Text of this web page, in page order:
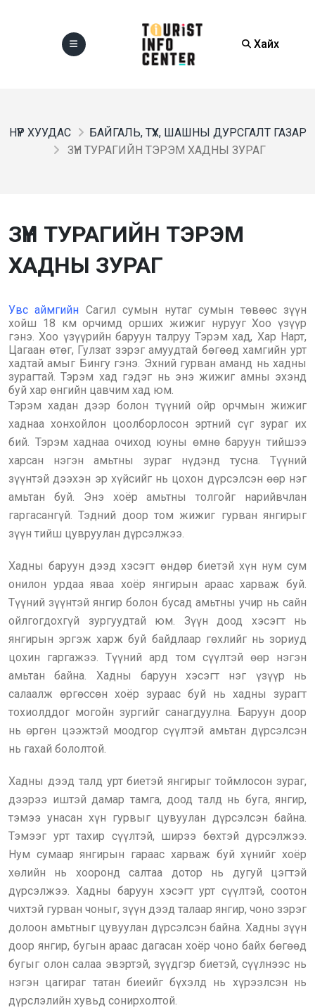
Хайх
НҮҮР ХУУДАС
БАЙГАЛЬ, ТҮҮХ, ШАШНЫ ДУРСГАЛТ ГАЗАР
ЗҮҮН ТУРАГИЙН ТЭРЭМ ХАДНЫ ЗУРАГ
ЗҮҮН ТУРАГИЙН ТЭРЭМ
ХАДНЫ ЗУРАГ
Увс аймгийн Сагил сумын нутаг сумын төвөөс зүүн
хойш 18 км орчимд орших жижиг нурууг Хоо үзүүр
гэнэ. Хоо үзүүрийн баруун талруу Тэрэм хад, Хар Нарт,
Цагаан өтөг, Гулзат зэрэг амуудтай бөгөөд хамгийн урт
хадтай амыг Бингу гэнэ. Эхний гурван аманд нь хадны
зурагтай. Тэрэм хад гэдэг нь энэ жижиг амны эхэнд
буй хар өнгийн цавчим хад юм.
Тэрэм хадан дээр болон түүний ойр орчмын жижиг
хаднаа хонхойлон цоолборлосон эртний сүг зураг их
бий. Тэрэм хаднаа очиход юуны өмнө баруун тийшээ
харсан нэгэн амьтны зураг нүдэнд тусна. Түүний
зүүнтэй дээхэн эр хүйсийг нь цохон дүрсэлсэн өөр нэг
амьтан буй. Энэ хоёр амьтны толгойг нарийвчлан
гаргасангүй. Тэдний доор том жижиг гурван янгирыг
зүүн тийш цувруулан дүрсэлжээ.
Хадны баруун дээд хэсэгт өндөр биетэй хүн нум сум
онилон урдаа яваа хоёр янгирын араас харваж буй.
Түүний зүүнтэй янгир болон бусад амьтны учир нь сайн
ойлгогдохгүй зургуудтай юм. Зүүн доод хэсэгт нь
янгирын эргэж харж буй байдлаар гөхлийг нь зориуд
цохин гаргажээ. Түүний ард том сүүлтэй өөр нэгэн
амьтан байна. Хадны баруун хэсэгт нэг үзүүр нь
салаалж өргөссөн хоёр зураас буй нь хадны зурагт
тохиолддог могойн зургийг санагдуулна. Баруун доор
нь өргөн цээжтэй моодгор сүүлтэй амьтан дүрсэлсэн
нь гахай бололтой.
Хадны дээд талд урт биетэй янгирыг тоймлосон зураг,
дээрээ иштэй дамар тамга, доод талд нь буга, янгир,
тэмээ унасан хүн гурвыг цувуулан дүрсэлсэн байна.
Тэмээг урт тахир сүүлтэй, ширээ бөхтэй дүрсэлжээ.
Нум сумаар янгирын гараас харваж буй хүнийг хоёр
хөлийн нь хооронд салтаа дотор нь дугуй цэгтэй
дүрсэлжээ. Хадны баруун хэсэгт урт сүүлтэй, соотон
чихтэй гурван чоныг, зүүн дээд талаар янгир, чоно зэрэг
долоон амьтныг цувуулан дүрсэлсэн байна. Хадны зүүн
доор янгир, бугын араас дагасан хоёр чоно байх бөгөөд
бугыг олон салаа эвэртэй, зүүдгэр биетэй, сүүлнээс нь
нэгэн цагираг татан биеийг бүхэлд нь хүрээлсэн нь
дүрслэлийн хувьд сонирхолтой.